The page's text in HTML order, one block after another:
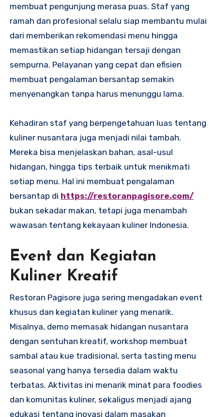
membuat pengunjung merasa puas. Staf yang
ramah dan profesional selalu siap membantu mulai
dari memberikan rekomendasi menu hingga
memastikan setiap hidangan tersaji dengan
sempurna. Pelayanan yang cepat dan efisien
membuat pengalaman bersantap semakin
menyenangkan tanpa harus menunggu lama.
Kehadiran staf yang berpengetahuan luas tentang
kuliner nusantara juga menjadi nilai tambah.
Mereka bisa menjelaskan bahan, asal-usul
hidangan, hingga tips terbaik untuk menikmati
setiap menu. Hal ini membuat pengalaman
bersantap di https://restoranpagisore.com/
bukan sekadar makan, tetapi juga menambah
wawasan tentang kekayaan kuliner Indonesia.
Event dan Kegiatan
Kuliner Kreatif
Restoran Pagisore juga sering mengadakan event
khusus dan kegiatan kuliner yang menarik.
Misalnya, demo memasak hidangan nusantara
dengan sentuhan kreatif, workshop membuat
sambal atau kue tradisional, serta tasting menu
seasonal yang hanya tersedia dalam waktu
terbatas. Aktivitas ini menarik minat para foodies
dan komunitas kuliner, sekaligus menjadi ajang
edukasi tentang inovasi dalam masakan